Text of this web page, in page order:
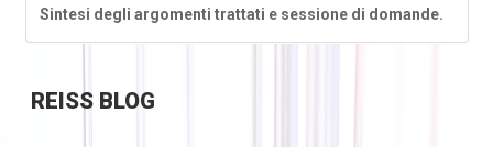
Sintesi degli argomenti trattati e sessione di domande.
REISSBLOG